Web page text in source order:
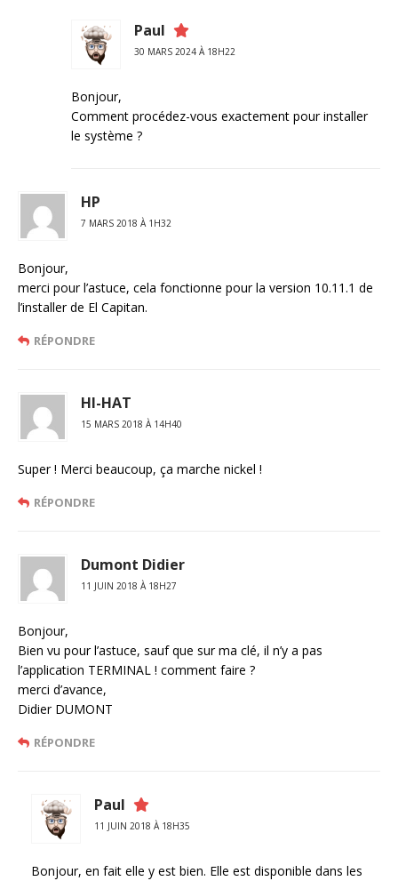
Paul
30 MARS 2024 À 18H22
Bonjour,
Comment procédez-vous exactement pour installer
le système ?
HP
7 MARS 2018 À 1H32
Bonjour,
merci pour l’astuce, cela fonctionne pour la version 10.11.1 de
l’installer de El Capitan.
RÉPONDRE
HI-HAT
15 MARS 2018 À 14H40
Super ! Merci beaucoup, ça marche nickel !
RÉPONDRE
Dumont Didier
11 JUIN 2018 À 18H27
Bonjour,
Bien vu pour l’astuce, sauf que sur ma clé, il n’y a pas
l’application TERMINAL ! comment faire ?
merci d’avance,
Didier DUMONT
RÉPONDRE
Paul
11 JUIN 2018 À 18H35
Bonjour, en fait elle y est bien. Elle est disponible dans les